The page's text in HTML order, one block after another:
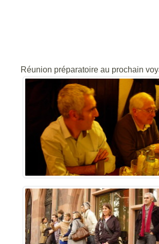
Réunion préparatoire au prochain